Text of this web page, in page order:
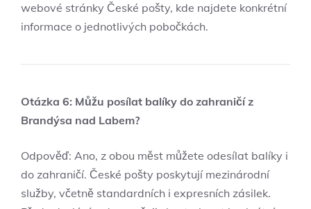
webové stránky České pošty, kde najdete konkrétní
informace o jednotlivých pobočkách.
Otázka 6: Můžu posílat balíky do zahraničí z
Brandýsa nad Labem?
Odpověď: Ano, z obou měst můžete odesílat balíky i
do zahraničí. České pošty poskytují mezinárodní
služby, včetně standardních i expresních zásilek.